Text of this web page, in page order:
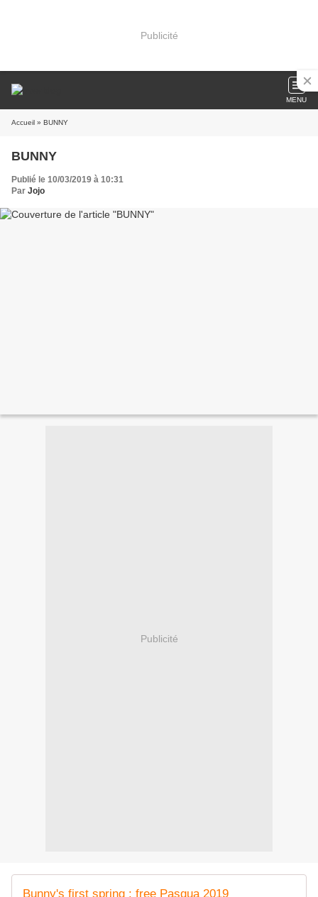
Publicité
MENU
Accueil » BUNNY
BUNNY
Publié le 10/03/2019 à 10:31
Par Jojo
Publicité
Bunny's first spring : free Pasqua 2019